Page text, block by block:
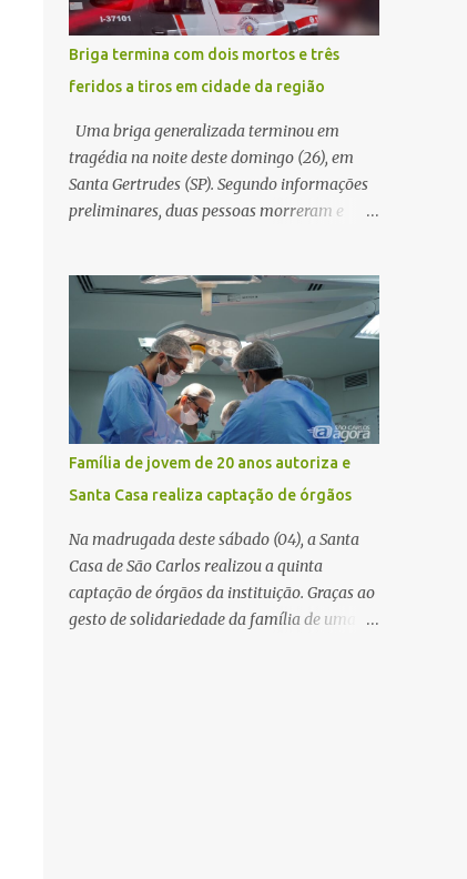
passou a orientar a vítima sobre os
procedimentos que deveriam ser realizados.
Dias depois, o golpista enviou um
documento em PDF simulando uma
comunicação oficial da instituição
financeira. Na sequência, entrou em contato
por telefone e encaminhou um link,
orientando a vítima a acessá-lo pelo
procedimento, a conta bancária ficou
bloqueada por algumas horas. Sem
conseguir acessar o sistema, a vítima tentou
novamente contato com o suposto gerente,
mas não obteve resposta. Na segunda-fe...
Briga termina com dois mortos e três
feridos a tiros em cidade da região
Uma briga generalizada terminou em
tragédia na noite deste domingo (26), em
Santa Gertrudes (SP). Segundo informações
preliminares, duas pessoas morreram e
adega. O caso aconteceu por volta das
20h40, na região da Avenida João Vitte. De
acordo com as primeiras informações, a
confusão teria começado dentro do
estabelecimento e se estendido para a área
externa, quando dois homens armados
passaram a efetuar diversos disparos. Duas
vítimas morreram ainda no local. Outras
três pessoas foram baleadas e socorridas.
Até o momento, não foram divulgadas
informações oficiais sobre o estado de saúde
dos feridos. Equipes da Polícia Militar de
Santa Gertrudes atenderam a ocorrência e
Família de jovem de 20 anos autoriza e
Santa Casa realiza captação de órgãos
Na madrugada deste sábado (04), a Santa
Casa de São Carlos realizou a quinta
captação de órgãos da instituição. Graças ao
gesto de solidariedade da família de uma